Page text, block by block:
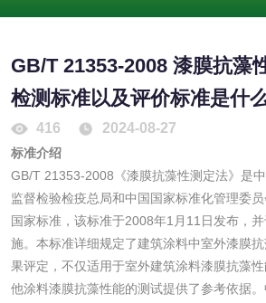
GB/T 21353-2008 漆膜抗藻
检测标准以及评价标准是什
416 2024-08-27
标准介绍
GB/T 21353-2008《漆膜抗藻性测定法》是
监督检验检疫总局和中国国家标准化管理委
国家标准，该标准于2008年1月11日发布，
施。本标准详细规定了建筑涂料中室外漆膜
果评定，不仅适用于室外建筑涂料漆膜抗藻
他涂料漆膜抗藻性能的测试提供了参考依据
非金属材料
脱硫石膏检测
光触媒检测
消毒产品